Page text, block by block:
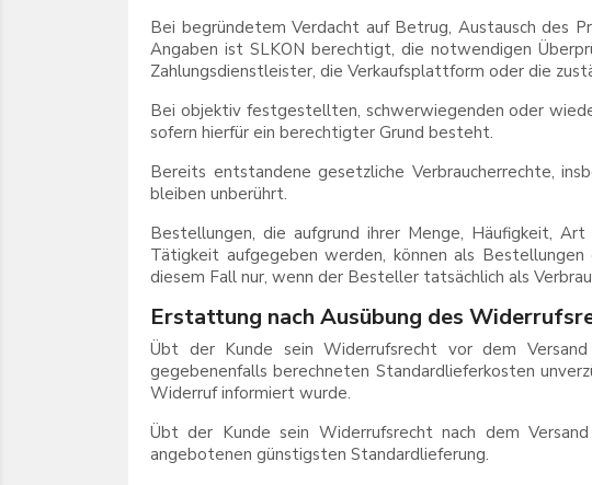
Bei begründetem Verdacht auf Betrug, Austausch des
Angaben ist SLKON berechtigt, die notwendigen
Zahlungsdienstleister, die Verkaufsplattform oder die
Bei objektiv festgestellten, schwerwiegenden oder
sofern hierfür ein berechtigter Grund besteht.
Bereits entstandene gesetzliche Verbraucherrechte,
bleiben unberührt.
Bestellungen, die aufgrund ihrer Menge, Häufigkeit,
Tätigkeit aufgegeben werden, können als
diesem Fall nur, wenn der Besteller tatsächlich als
Erstattung nach Ausübung des
Übt der Kunde sein Widerrufsrecht vor dem
gegebenenfalls berechneten Standardlieferkosten
Widerruf informiert wurde.
Übt der Kunde sein Widerrufsrecht nach dem
angebotenen günstigsten Standardlieferung.